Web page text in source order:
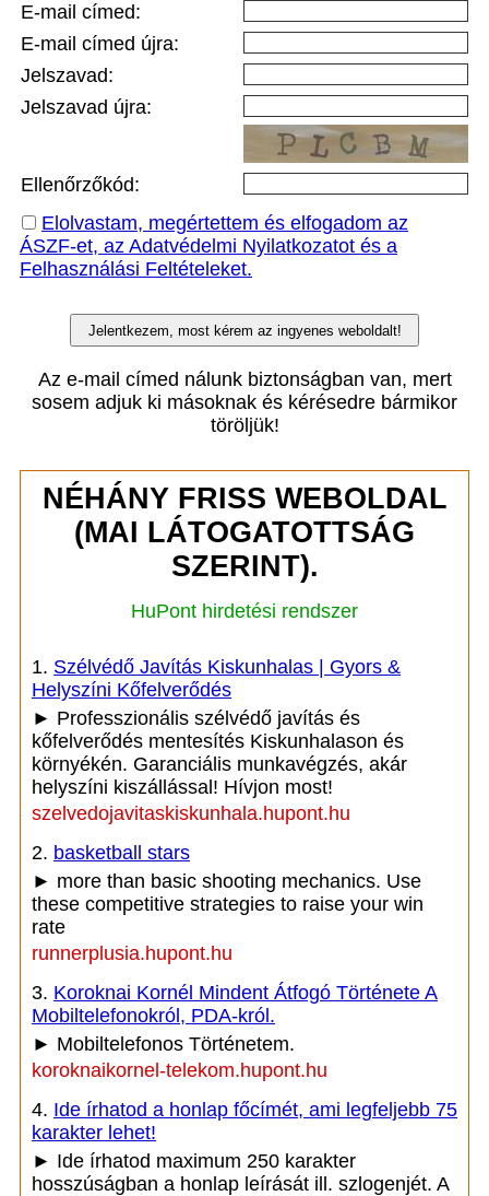
E-mail címed:
E-mail címed újra:
Jelszavad:
Jelszavad újra:
Ellenőrzőkód:
Elolvastam, megértettem és elfogadom az
ÁSZF-et, az Adatvédelmi Nyilatkozatot és a
Felhasználási Feltételeket.
Az e-mail címed nálunk biztonságban van, mert
sosem adjuk ki másoknak és kérésedre bármikor
töröljük!
NÉHÁNY FRISS WEBOLDAL
(MAI LÁTOGATOTTSÁG
SZERINT).
HuPont hirdetési rendszer
1. Szélvédő Javítás Kiskunhalas | Gyors &
Helyszíni Kőfelverődés
► Professzionális szélvédő javítás és
kőfelverődés mentesítés Kiskunhalason és
környékén. Garanciális munkavégzés, akár
helyszíni kiszállással! Hívjon most!
szelvedojavitaskiskunhala.hupont.hu
2. basketball stars
► more than basic shooting mechanics. Use
these competitive strategies to raise your win
rate
runnerplusia.hupont.hu
3. Koroknai Kornél Mindent Átfogó Története A
Mobiltelefonokról, PDA-król.
► Mobiltelefonos Történetem.
koroknaikornel-telekom.hupont.hu
4. Ide írhatod a honlap főcímét, ami legfeljebb 75
karakter lehet!
► Ide írhatod maximum 250 karakter
hosszúságban a honlap leírását ill. szlogenjét. A